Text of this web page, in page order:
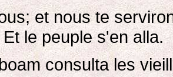
et nous te
le peuple s'en alla.
consulta les